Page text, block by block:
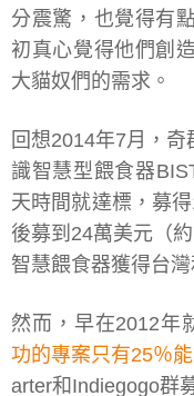
分震驚，也覺得有
初真心覺得他們創
大貓奴們的需求。
回想2014年7月，
識智慧型餵食器
天時間就達標，募
後募到24萬美元（
智慧餵食器獲得台
然而，早在2012年
功的專案只有25％
arter和Indiegogo群